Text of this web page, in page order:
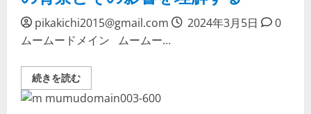
ガ
イ
ド
に
つ
て
詳
し
く
読
対
安
心
の
予
防
と
pikakichi2015@gmail.com 2024年3月5日
0
ムームードメイン ムームー…
続きを読むム
ー
ム
ー